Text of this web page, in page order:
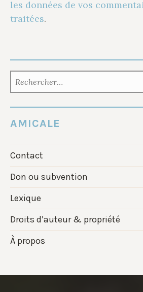
les données de vos
traitées.
AMICALE
Contact
Don ou subvention
Lexique
Droits d’auteur & propriété
À propos